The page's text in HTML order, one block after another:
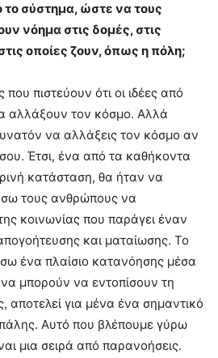
το σύστημα, ώστε να τους
νόημα στις δομές, στις
οποίες ζουν, όπως η πόλη;
πιστεύουν ότι οι ιδέες από
αλλάξουν τον κόσμο. Αλλά
να αλλάξεις τον κόσμο αν
σου. Έτσι, ένα από τα καθήκοντα
κατάσταση, θα ήταν να
τους ανθρώπους να
κοινωνίας που παράγει έναν
και ματαίωσης. Το
ένα πλαίσιο κατανόησης μέσα
μπορούν να εντοπίσουν τη
για μένα ένα σημαντικό
πάλης. Αυτό που βλέπουμε γύρω
μια σειρά από παρανοήσεις.